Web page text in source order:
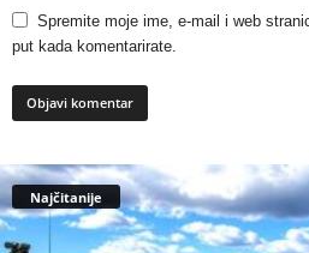
Spremite moje ime, e-mail i web
put kada komentarirate.
Najčitanije